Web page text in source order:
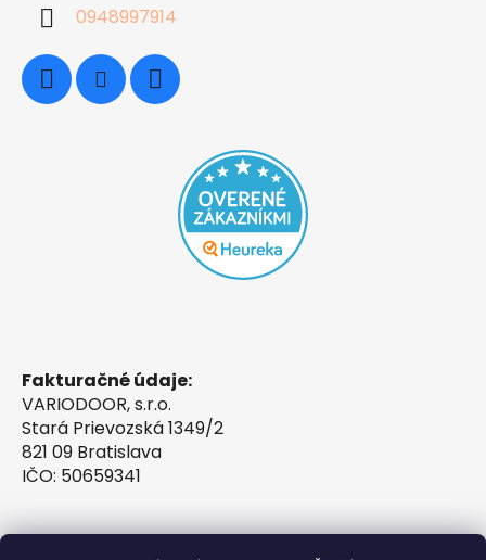
0948997914
Fakturačné údaje:
VARIODOOR, s.r.o.
Stará Prievozská 1349/2
821 09 Bratislava
IČO: 50659341